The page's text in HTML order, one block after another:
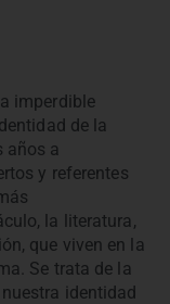
imperdible
de la
años a
y referentes
la literatura,
que viven en la
Se trata de la
identidad